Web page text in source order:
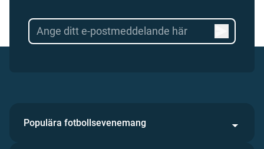
Populära fotbollsevenemang